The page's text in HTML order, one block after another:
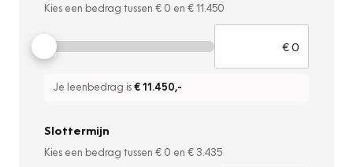
Kies een bedrag tussen € 0 en € 11.450
Je leenbedrag is€ 11.450,-
Slottermijn
Kies een bedrag tussen € 0 en € 3.435